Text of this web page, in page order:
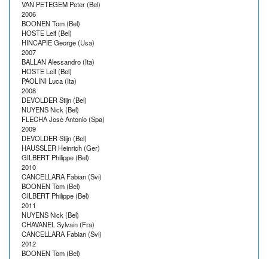
VAN PETEGEM Peter (Bel)
2006
BOONEN Tom (Bel)
HOSTE Leif (Bel)
HINCAPIE George (Usa)
2007
BALLAN Alessandro (Ita)
HOSTE Leif (Bel)
PAOLINI Luca (Ita)
2008
DEVOLDER Stijn (Bel)
NUYENS Nick (Bel)
FLECHA Josè Antonio (Spa)
2009
DEVOLDER Stijn (Bel)
HAUSSLER Heinrich (Ger)
GILBERT Philippe (Bel)
2010
CANCELLARA Fabian (Svi)
BOONEN Tom (Bel)
GILBERT Philippe (Bel)
2011
NUYENS Nick (Bel)
CHAVANEL Sylvain (Fra)
CANCELLARA Fabian (Svi)
2012
BOONEN Tom (Bel)